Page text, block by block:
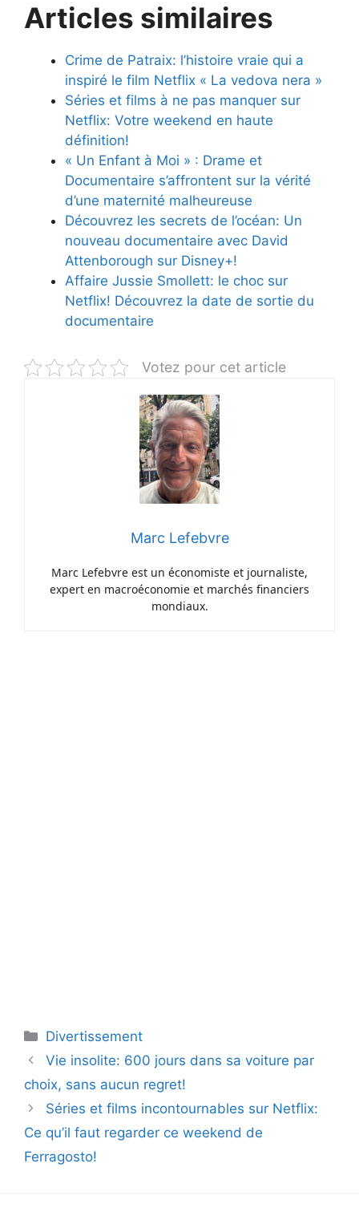
Articles similaires
Crime de Patraix: l’histoire vraie qui a
inspiré le film Netflix « La vedova nera »
Séries et films à ne pas manquer sur
Netflix: Votre weekend en haute
définition!
« Un Enfant à Moi » : Drame et
Documentaire s’affrontent sur la vérité
d’une maternité malheureuse
Découvrez les secrets de l’océan: Un
nouveau documentaire avec David
Attenborough sur Disney+!
Affaire Jussie Smollett: le choc sur
Netflix! Découvrez la date de sortie du
documentaire
Votez pour cet article
Marc Lefebvre
Marc Lefebvre est un économiste et journaliste,
expert en macroéconomie et marchés financiers
mondiaux.
Catégories
Divertissement
Vie insolite: 600 jours dans sa voiture par
choix, sans aucun regret!
Séries et films incontournables sur Netflix:
Ce qu’il faut regarder ce weekend de
Ferragosto!